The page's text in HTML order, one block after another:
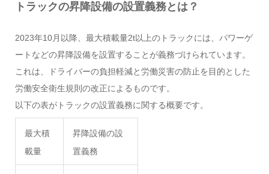
トラックの昇降設備の設置義務とは？
2023年10月以降、最大積載量2t以上のトラックには、パワーゲ
ートなどの昇降設備を設置することが義務づけられています。
これは、ドライバーの負担軽減と労働災害の防止を目的とした
労働安全衛生規則の改正によるものです。
以下の表がトラックの設置義務に関する概要です。
最大積
載量
昇降設備の設
置義務